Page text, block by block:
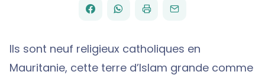
PARTAGER
FACEBOOK
PARTAGER
WHATSAPP
IMPRIMERENVOYER
PAR
EMAIL
Ils sont neuf religieux catholiques en
Mauritanie, cette terre d’Islam grande comme